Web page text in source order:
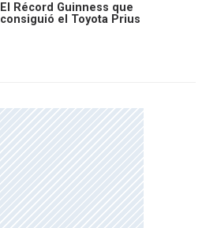
El Récord Guinness que
consiguió el Toyota Prius